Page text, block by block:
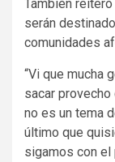
También
serán
comunidades
“Vi que mucha
sacar
no es un tema
último que
sigamos con el